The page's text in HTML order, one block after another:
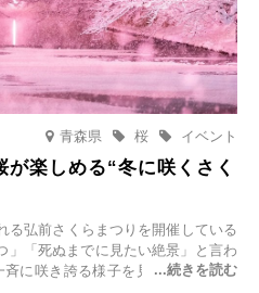
青森県 イベント
桜
楽しめる“冬に咲くさく
る弘前さくらまつりを開催している
」「死ぬまでに見たい絶景」と言わ
に咲き誇る様子を見に、世界中か